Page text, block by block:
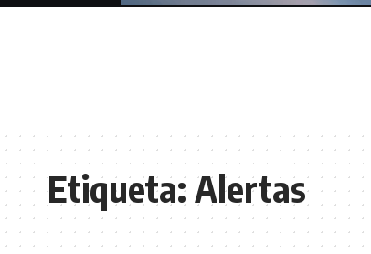
Etiqueta: Alertas